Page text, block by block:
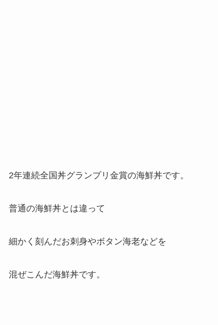
2年連続全国丼グランプリ金賞の海鮮丼です。
普通の海鮮丼とは違って
細かく刻んだお刺身やボタン海老などを
混ぜこんだ海鮮丼です。